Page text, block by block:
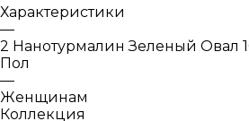
Характеристики
—
2 Нанотурмалин Зеленый Овал
Пол
—
Женщинам
Коллекция